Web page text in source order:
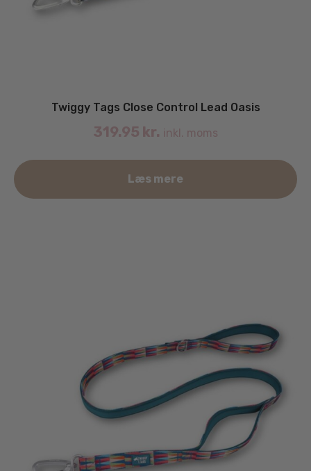
Twiggy Tags Close Control Lead Oasis
319.95 kr. inkl. moms
Læs mere